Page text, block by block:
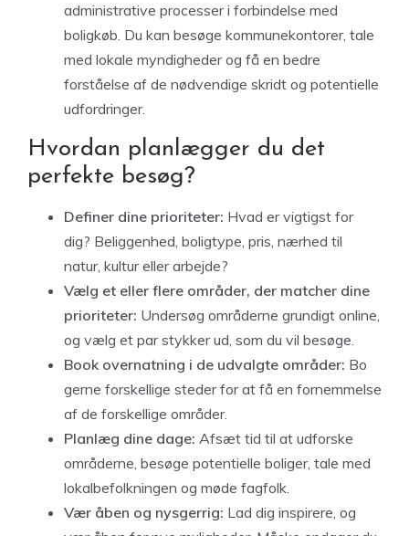
administrative processer i forbindelse med
boligkøb. Du kan besøge kommunekontorer, tale
med lokale myndigheder og få en bedre
forståelse af de nødvendige skridt og potentielle
udfordringer.
Hvordan planlægger du det
perfekte besøg?
Definer dine prioriteter: Hvad er vigtigst for
dig? Beliggenhed, boligtype, pris, nærhed til
natur, kultur eller arbejde?
Vælg et eller flere områder, der matcher dine
prioriteter: Undersøg områderne grundigt online,
og vælg et par stykker ud, som du vil besøge.
Book overnatning i de udvalgte områder: Bo
gerne forskellige steder for at få en fornemmelse
af de forskellige områder.
Planlæg dine dage: Afsæt tid til at udforske
områderne, besøge potentielle boliger, tale med
lokalbefolkningen og møde fagfolk.
Vær åben og nysgerrig: Lad dig inspirere, og